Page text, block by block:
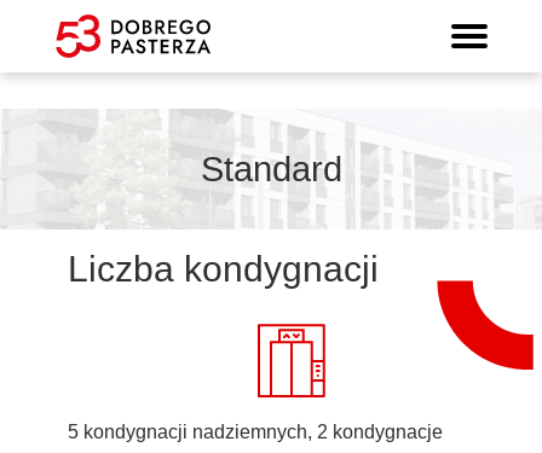
Standard
Liczba kondygnacji
5 kondygnacji nadziemnych, 2 kondygnacje